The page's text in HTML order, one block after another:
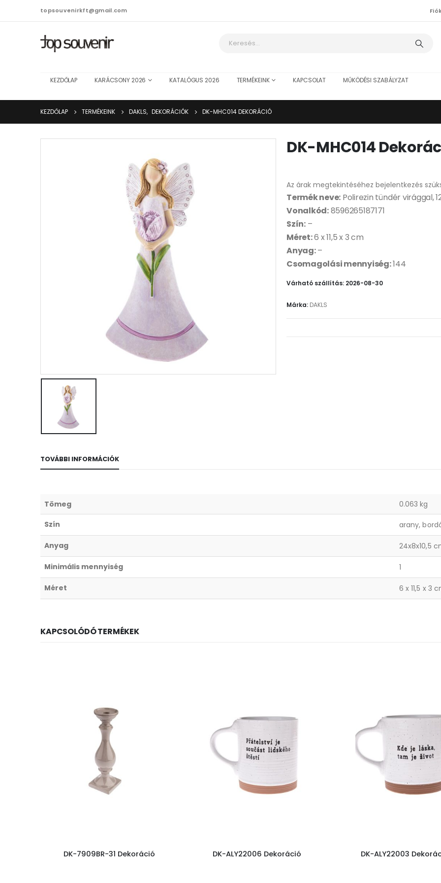
topsouvenirkft@gmail.com
KEZDŐLAP KARÁCSONY 2026 KATALÓGUS 2026 TERMÉKEINK KAPCSOLAT MŰKÖDÉSI SZABÁLYZAT
KEZDŐLAP TERMÉKEINK DAKLS, DEKORÁCIÓK DK-MHC014 DEKORÁCIÓ
DK-MHC014
Az árak megtekintéséhez bejelentkezés
Termék neve: Polirezin tündér virággal,
Vonalkód:8596265187171
Szín:–
Méret:6 x 11,5 x 3 cm
Anyag:–
Csomagolási mennyiség:144
Várható szállítás: 2026-08-30
Márka: DAKLS
TOVÁBBI INFORMÁCIÓK
Tömeg 0.063 kg
Szín arany,
Anyag 24x8x10,5
Minimális mennyiség 1
Méret 6 x 11,5 x 3
KAPCSOLÓDÓ TERMÉKEK
DK-7909BR-31 Dekoráció DK-ALY22006 Dekoráció DK-ALY22003